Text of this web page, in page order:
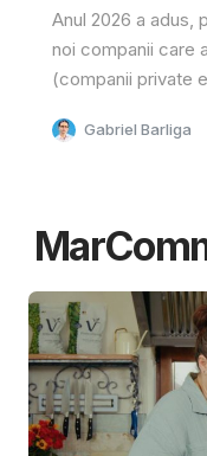
Anul 2026 a adus,
noi companii care
(companii private
Gabriel Barliga